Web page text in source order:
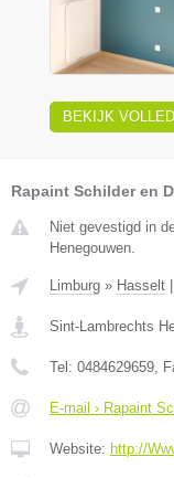
BEKIJK
Rapaint Schilder en
Niet gevestigd in
Henegouwen.
Limburg » Hasselt |
Sint-Lambrechts
Tel: 0484629659 ,
E-mail › Rapaint
Website: http://